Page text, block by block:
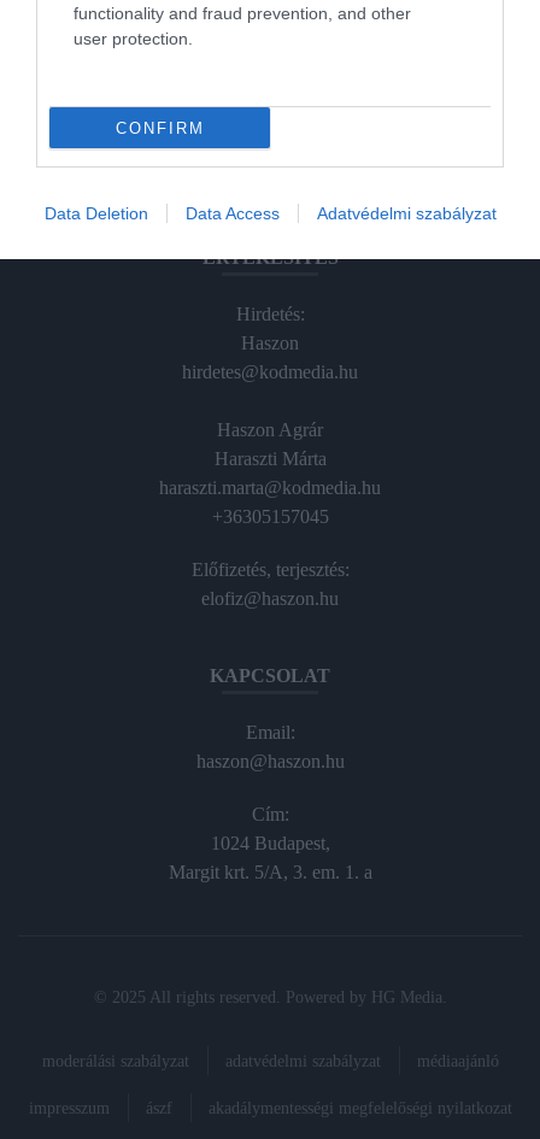
functionality and fraud prevention, and other
user protection.
CONFIRM
Data Deletion Data Access Adatvédelmi szabályzat
ÉRTÉKESÍTÉS
Hirdetés:
Haszon
hirdetes@kodmedia.hu
Haszon Agrár
Haraszti Márta
haraszti.marta@kodmedia.hu
+36305157045
Előfizetés, terjesztés:
elofiz@haszon.hu
KAPCSOLAT
Email:
haszon@haszon.hu
Cím:
1024 Budapest,
Margit krt. 5/A, 3. em. 1. a
© 2025 All rights reserved. Powered by HG Media.
moderálási szabályzat adatvédelmi szabályzat médiaajánló
impresszum ászf akadálymentességi megfelelőségi nyilatkozat